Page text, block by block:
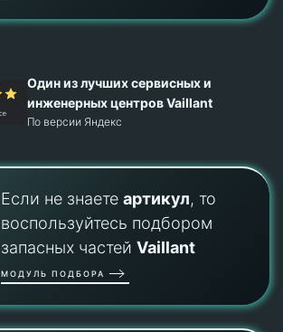
Один из лучших сервисных и
инженерных центров Vaillant
По версии Яндекс
Если не знаете артикул, то
воспользуйтесь подбором
запасных частей Vaillant
МОДУЛЬ ПОДБОРА